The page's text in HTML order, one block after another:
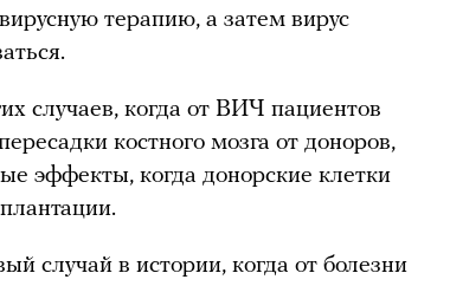
терапию, а затем вирус
случаев, когда от ВИЧ пациентов
костного мозга от доноров,
эффекты, когда донорские клетки
случай в истории, когда от болезни